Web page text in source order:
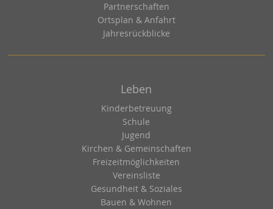
Partnerschaften
Ortsplan & Anfahrt
Jahresrückblicke
Leben
Kinderbetreuung
Schule
Jugend
Kirchen & Gemeinschaften
Freizeitmöglichkeiten
Vereinsliste
Gesundheit & Soziales
Bauen & Wohnen